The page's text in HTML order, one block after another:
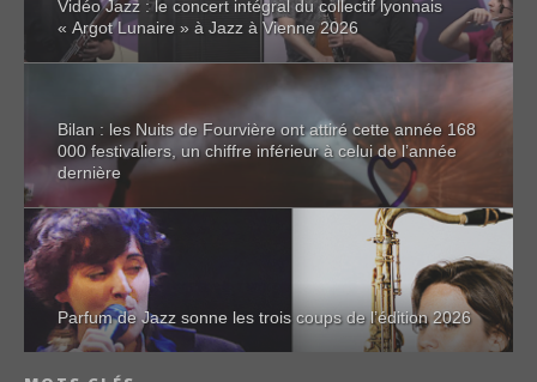
Vidéo Jazz : le concert intégral du collectif lyonnais
« Argot Lunaire » à Jazz à Vienne 2026
Bilan : les Nuits de Fourvière ont attiré cette année 168
000 festivaliers, un chiffre inférieur à celui de l’année
dernière
Parfum de Jazz sonne les trois coups de l’édition 2026